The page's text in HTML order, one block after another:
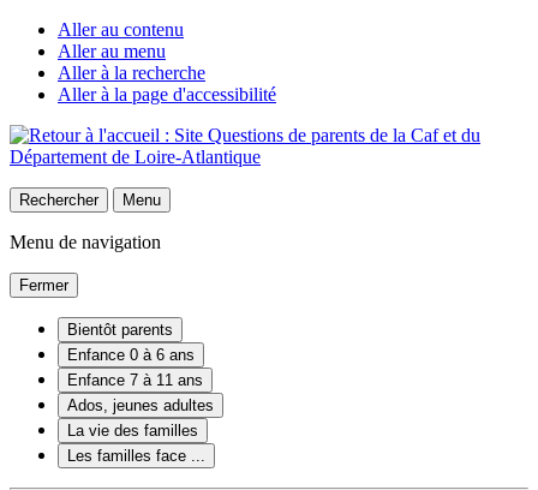
Aller au contenu
Aller au menu
Aller à la recherche
Aller à la page d'accessibilité
Rechercher Menu
Menu de navigation
Fermer
Bientôt parents
Enfance 0 à 6 ans
Enfance 7 à 11 ans
Ados, jeunes adultes
La vie des familles
Les familles face ...